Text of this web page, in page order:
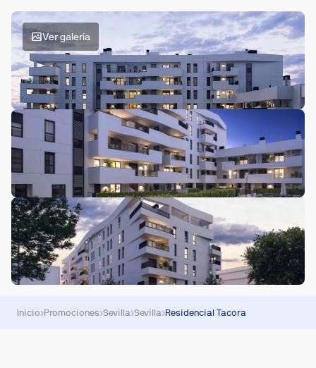
Ver galería
Inicio›Promociones›Sevilla›Sevilla›Residencial Tacora